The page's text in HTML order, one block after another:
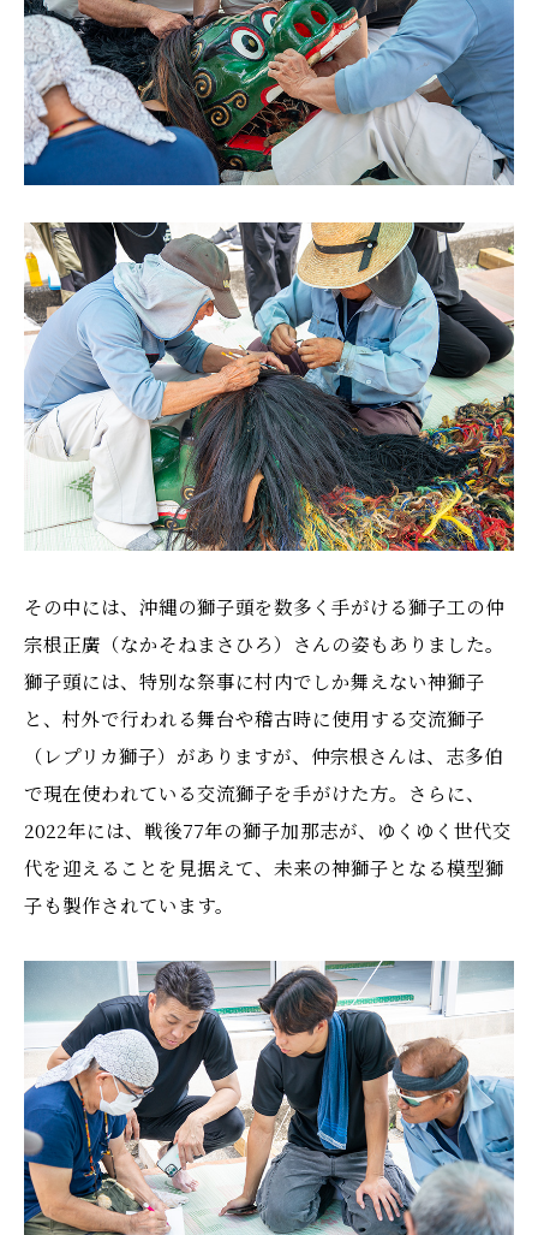
その中には、沖縄の獅子頭を数多く手がける獅子工の仲
宗根正廣（なかそねまさひろ）さんの姿もありました。
獅子頭には、特別な祭事に村内でしか舞えない神獅子
と、村外で行われる舞台や稽古時に使用する交流獅子
（レプリカ獅子）がありますが、仲宗根さんは、志多伯
で現在使われている交流獅子を手がけた方。さらに、
2022年には、戦後77年の獅子加那志が、ゆくゆく世代交
代を迎えることを見据えて、未来の神獅子となる模型獅
子も製作されています。